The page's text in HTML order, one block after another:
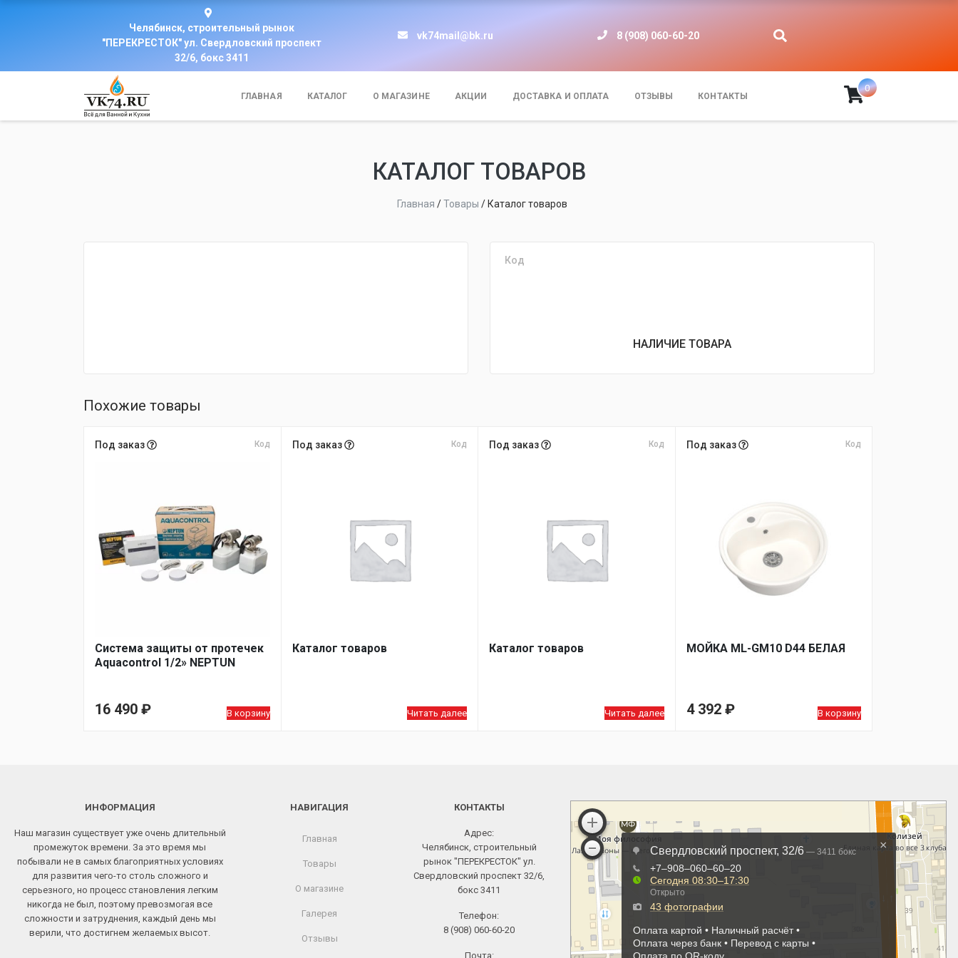
Челябинск, строительный рынок
"ПЕРЕКРЕСТОК" ул. Свердловский проспект
32/6, бокс 3411
vk74mail@bk.ru 8 (908) 060-60-20
ГЛАВНАЯ КАТАЛОГ О МАГАЗИНЕ АКЦИИ ДОСТАВКА И ОПЛАТА ОТЗЫВЫ КОНТАКТЫ
0
КАТАЛОГ ТОВАРОВ
Главная /Товары / Каталог товаров
Код
НАЛИЧИЕ ТОВАРА
Похожие товары
Под заказ Код
Система защиты от протечек
Aquacontrol 1/2» NEPTUN
16 490 ₽ В корзину
Под заказ Код
Каталог товаров
Читать далее
Под заказ Код
Каталог товаров
Читать далее
Под заказ Код
МОЙКA ML-GM10 D44 БЕЛАЯ
4 392 ₽ В корзину
ИНФОРМАЦИЯ
Наш магазин существует уже очень длительный
промежуток времени. За это время мы
побывали не в самых благоприятных условиях
для развития чего-то столь сложного и
серьезного, но процесс становления легким
никогда не был, поэтому превозмогая все
сложности и затруднения, каждый день мы
верили, что достигнем желаемых высот.
НАВИГАЦИЯ
Главная
Товары
О магазине
Галерея
Отзывы
КОНТАКТЫ
Адрес:
Челябинск, строительный
рынок "ПЕРЕКРЕСТОК" ул.
Свердловский проспект 32/6,
бокс 3411
Телефон:
8 (908) 060-60-20
Почта: